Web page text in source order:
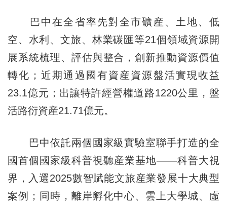
巴中在全省率先對全市礦産、土地、低
空、水利、文旅、林業碳匯等21個領域資源開
展系統梳理、評估與整合，創新推動資源價值
轉化；近期通過國有資産資源盤活實現收益
23.1億元；出讓特許經營權道路1220公里，盤
活路衍資産21.71億元。
巴中依託兩個國家級實驗室聯手打造的全
國首個國家級科普視聽産業基地——科普大視
界，入選2025數智賦能文旅産業發展十大典型
案例；同時，離岸孵化中心、雲上大學城、虛